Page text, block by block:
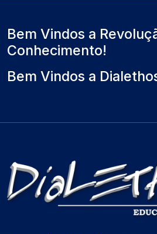
Bem Vindos a
Conhecimento!
Bem Vindos a